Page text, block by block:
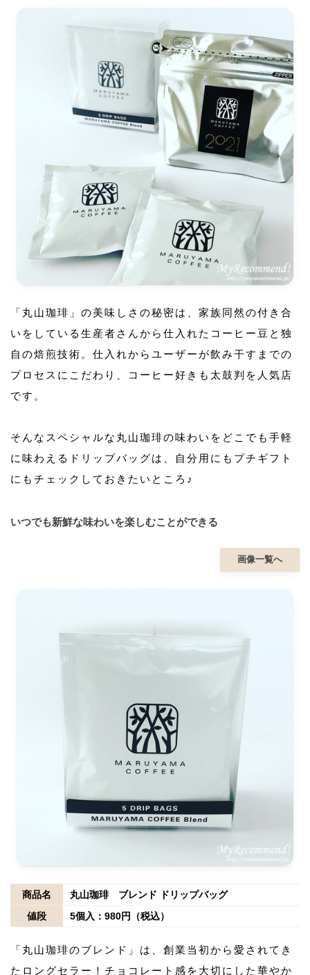
「丸山珈琲」の美味しさの秘密は、家族同然の付き合
いをしている生産者さんから仕入れたコーヒー豆と独
自の焙煎技術。仕入れからユーザーが飲み干すまでの
プロセスにこだわり、コーヒー好きも太鼓判を人気店
です。
そんなスペシャルな丸山珈琲の味わいをどこでも手軽
に味わえるドリップバッグは、自分用にもプチギフト
にもチェックしておきたいところ♪
いつでも新鮮な味わいを楽しむことができる
画像一覧へ
商品名
丸山珈琲 ブレンド ドリップバッグ
値段
5個入：980円（税込）
「丸山珈琲のブレンド」は、創業当初から愛されてき
たロングセラー！チョコレート感を大切にした華やか